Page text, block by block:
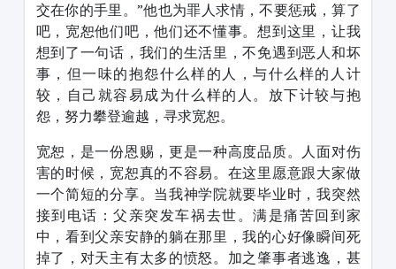
交在你的手里。”他也为罪人求情，不要惩戒，算了
吧，宽恕他们吧，他们还不懂事。想到这里，让我
想到了一句话，我们的生活里，不免遇到恶人和坏
事，但一味的抱怨什么样的人，与什么样的人计
较，自己就容易成为什么样的人。放下计较与抱
怨，努力攀登逾越，寻求宽恕。
宽恕，是一份恩赐，更是一种高度品质。人面对伤
害的时候，宽恕真的不容易。在这里愿意跟大家做
一个简短的分享。当我神学院就要毕业时，我突然
接到电话：父亲突发车祸去世。满是痛苦回到家
中，看到父亲安静的躺在那里，我的心好像瞬间死
掉了，对天主有太多的愤怒。加之肇事者逃逸，甚